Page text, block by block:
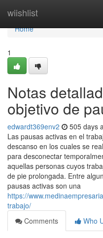
wiishlist
Home
Home
1
Notas
objetivo de
edwardt369env2 505 days
Las pausas activas en el
descanso en los cuales se
para desconectar
aquellas personas cuyos
de pie prolongada. Entre
pausas activas son una
https://
trabajo/
Comments
Who